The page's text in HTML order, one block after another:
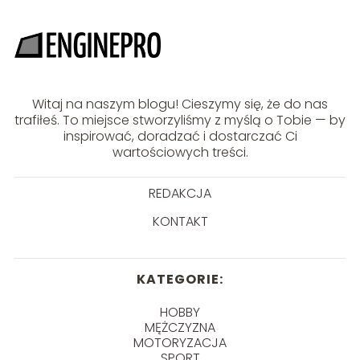
Witaj na naszym blogu! Cieszymy się, że do nas
trafiłeś. To miejsce stworzyliśmy z myślą o Tobie — by
inspirować, doradzać i dostarczać Ci
wartościowych treści.
REDAKCJA
KONTAKT
KATEGORIE:
HOBBY
MĘŻCZYZNA
MOTORYZACJA